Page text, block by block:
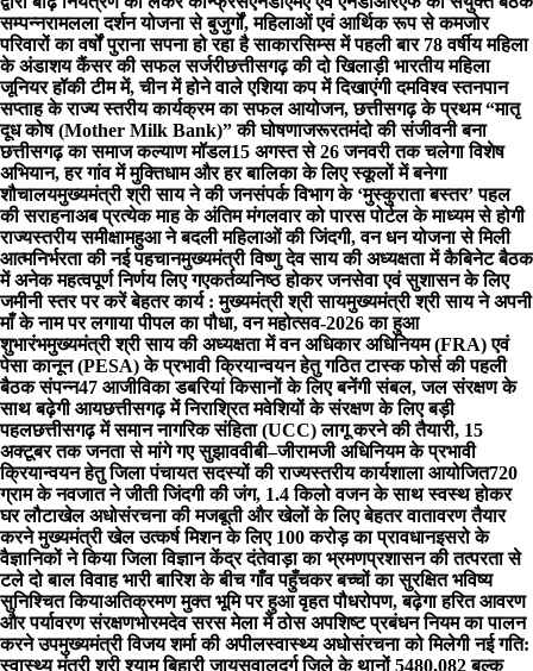
सम्पन्नरामलला दर्शन योजना से बुजुर्गों, महिलाओं एवं आर्थिक रूप से कमजोर
परिवारों का वर्षों पुराना सपना हो रहा है साकारसिम्स में पहली बार 78 वर्षीय महिला
के अंडाशय कैंसर की सफल सर्जरीछत्तीसगढ़ की दो खिलाड़ी भारतीय महिला
जूनियर हॉकी टीम में, चीन में होने वाले एशिया कप में दिखाएंगी दमविश्व स्तनपान
सप्ताह के राज्य स्तरीय कार्यक्रम का सफल आयोजन, छत्तीसगढ़ के प्रथम “मातृ
दूध कोष (Mother Milk Bank)” की घोषणाजरूरतमंदो की संजीवनी बना
छत्तीसगढ़ का समाज कल्याण मॉडल15 अगस्त से 26 जनवरी तक चलेगा विशेष
अभियान, हर गांव में मुक्तिधाम और हर बालिका के लिए स्कूलों में बनेगा
शौचालयमुख्यमंत्री श्री साय ने की जनसंपर्क विभाग के ‘मुस्कुराता बस्तर’ पहल
की सराहनाअब प्रत्येक माह के अंतिम मंगलवार को पारस पोर्टल के माध्यम से होगी
राज्यस्तरीय समीक्षामहुआ ने बदली महिलाओं की जिंदगी, वन धन योजना से मिली
आत्मनिर्भरता की नई पहचानमुख्यमंत्री विष्णु देव साय की अध्यक्षता में कैबिनेट बैठक
में अनेक महत्वपूर्ण निर्णय लिए गएकर्तव्यनिष्ठ होकर जनसेवा एवं सुशासन के लिए
जमीनी स्तर पर करें बेहतर कार्य : मुख्यमंत्री श्री सायमुख्यमंत्री श्री साय ने अपनी
माँ के नाम पर लगाया पीपल का पौधा, वन महोत्सव-2026 का हुआ
शुभारंभमुख्यमंत्री श्री साय की अध्यक्षता में वन अधिकार अधिनियम (FRA) एवं
पेसा कानून (PESA) के प्रभावी क्रियान्वयन हेतु गठित टास्क फोर्स की पहली
बैठक संपन्न47 आजीविका डबरियां किसानों के लिए बनेंगी संबल, जल संरक्षण के
साथ बढ़ेगी आयछत्तीसगढ़ में निराश्रित मवेशियों के संरक्षण के लिए बड़ी
पहलछत्तीसगढ़ में समान नागरिक संहिता (UCC) लागू करने की तैयारी, 15
अक्टूबर तक जनता से मांगे गए सुझाववीबी–जीरामजी अधिनियम के प्रभावी
क्रियान्वयन हेतु जिला पंचायत सदस्यों की राज्यस्तरीय कार्यशाला आयोजित720
ग्राम के नवजात ने जीती जिंदगी की जंग, 1.4 किलो वजन के साथ स्वस्थ होकर
घर लौटाखेल अधोसंरचना की मजबूती और खेलों के लिए बेहतर वातावरण तैयार
करने मुख्यमंत्री खेल उत्कर्ष मिशन के लिए 100 करोड़ का प्रावधानइसरो के
वैज्ञानिकों ने किया जिला विज्ञान केंद्र दंतेवाड़ा का भ्रमणप्रशासन की तत्परता से
टले दो बाल विवाह भारी बारिश के बीच गाँव पहुँचकर बच्चों का सुरक्षित भविष्य
सुनिश्चित कियाअतिक्रमण मुक्त भूमि पर हुआ वृहत पौधरोपण, बढ़ेगा हरित आवरण
और पर्यावरण संरक्षणभोरमदेव सरस मेला में ठोस अपशिष्ट प्रबंधन नियम का पालन
करने उपमुख्यमंत्री विजय शर्मा की अपीलस्वास्थ्य अधोसंरचना को मिलेगी नई गति:
स्वास्थ्य मंत्री श्री श्याम बिहारी जायसवालदुर्ग जिले के थानों 5480.082 बल्क